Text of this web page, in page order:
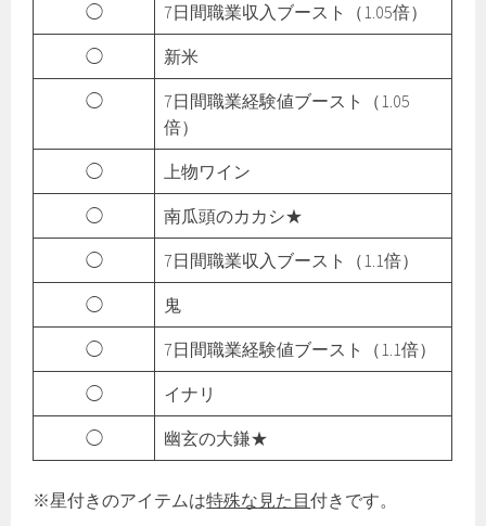
◯ 7日間職業収入ブースト（1.05倍）
◯ 新米
◯
7日間職業経験値ブースト（1.05
倍）
◯ 上物ワイン
◯ 南瓜頭のカカシ★
◯ 7日間職業収入ブースト（1.1倍）
◯ 鬼
◯ 7日間職業経験値ブースト（1.1倍）
◯ イナリ
◯ 幽玄の大鎌★
※星付きのアイテムは特殊な見た目付きです。